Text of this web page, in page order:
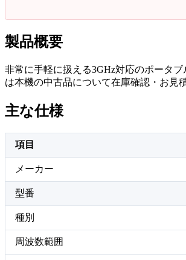
製品概要
非常に手軽に扱える3GHz対応のポータ
は本機の中古品について在庫確認・お見
主な仕様
項目
メーカー
型番
種別
周波数範囲